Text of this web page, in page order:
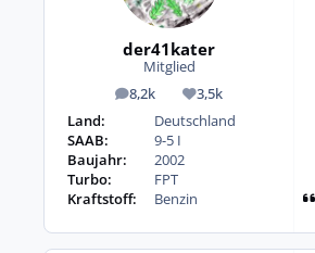
der41kater
Mitglied
8,2k
Beiträge 3,5k
Reputation
Land:
Deutschland
SAAB:
9-5 I
Baujahr:
2002
Turbo:
FPT
Kraftstoff:
Benzin